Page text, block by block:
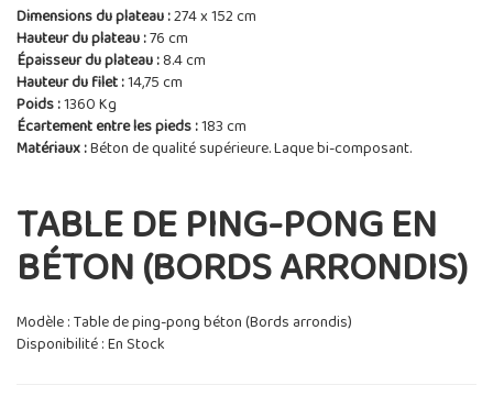
Dimensions du plateau :274 x 152 cm
Hauteur du plateau :76 cm
Épaisseur du plateau :8.4 cm
Hauteur du filet :14,75 cm
Poids :1360 Kg
Écartement entre les pieds :183 cm
Matériaux :Béton de qualité supérieure. Laque bi-composant.
TABLE DE PING-PONG EN
BÉTON (BORDS ARRONDIS)
Modèle : Table de ping-pong béton (Bords arrondis)
Disponibilité : En Stock